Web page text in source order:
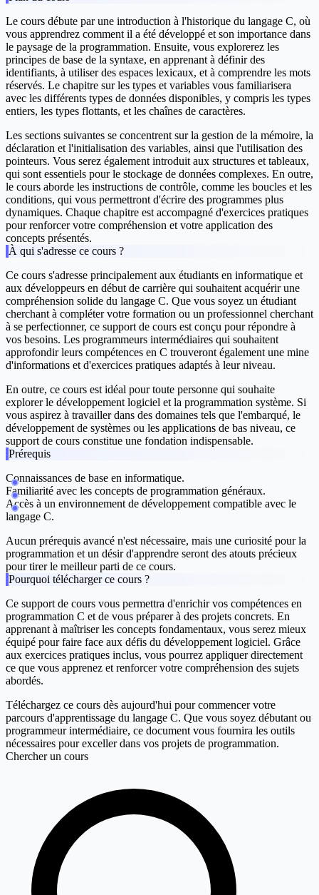
Le cours débute par une introduction à l'historique du langage C, où
vous apprendrez comment il a été développé et son importance dans
le paysage de la programmation. Ensuite, vous explorerez les
principes de base de la syntaxe, en apprenant à définir des
identifiants, à utiliser des espaces lexicaux, et à comprendre les mots
réservés. Le chapitre sur les types et variables vous familiarisera
avec les différents types de données disponibles, y compris les types
entiers, les types flottants, et les chaînes de caractères.
Les sections suivantes se concentrent sur la gestion de la mémoire, la
déclaration et l'initialisation des variables, ainsi que l'utilisation des
pointeurs. Vous serez également introduit aux structures et tableaux,
qui sont essentiels pour le stockage de données complexes. En outre,
le cours aborde les instructions de contrôle, comme les boucles et les
conditions, qui vous permettront d'écrire des programmes plus
dynamiques. Chaque chapitre est accompagné d'exercices pratiques
pour renforcer votre compréhension et votre application des
concepts présentés.
À qui s'adresse ce cours ?
Ce cours s'adresse principalement aux étudiants en informatique et
aux développeurs en début de carrière qui souhaitent acquérir une
compréhension solide du langage C. Que vous soyez un étudiant
cherchant à compléter votre formation ou un professionnel cherchant
à se perfectionner, ce support de cours est conçu pour répondre à
vos besoins. Les programmeurs intermédiaires qui souhaitent
approfondir leurs compétences en C trouveront également une mine
d'informations et d'exercices pratiques adaptés à leur niveau.
En outre, ce cours est idéal pour toute personne qui souhaite
explorer le développement logiciel et la programmation système. Si
vous aspirez à travailler dans des domaines tels que l'embarqué, le
développement de systèmes ou les applications de bas niveau, ce
support de cours constitue une fondation indispensable.
Prérequis
Connaissances de base en informatique.
Familiarité avec les concepts de programmation généraux.
Accès à un environnement de développement compatible avec le
langage C.
Aucun prérequis avancé n'est nécessaire, mais une curiosité pour la
programmation et un désir d'apprendre seront des atouts précieux
pour tirer le meilleur parti de ce cours.
Pourquoi télécharger ce cours ?
Ce support de cours vous permettra d'enrichir vos compétences en
programmation C et de vous préparer à des projets concrets. En
apprenant à maîtriser les concepts fondamentaux, vous serez mieux
équipé pour faire face aux défis du développement logiciel. Grâce
aux exercices pratiques inclus, vous pourrez appliquer directement
ce que vous apprenez et renforcer votre compréhension des sujets
abordés.
Téléchargez ce cours dès aujourd'hui pour commencer votre
parcours d'apprentissage du langage C. Que vous soyez débutant ou
programmeur intermédiaire, ce document vous fournira les outils
nécessaires pour exceller dans vos projets de programmation.
Chercher un cours